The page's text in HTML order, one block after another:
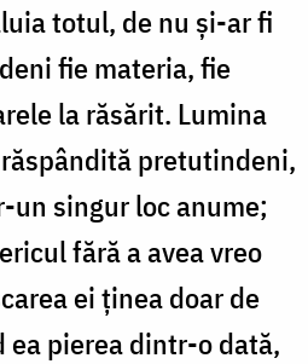
totul, de nu și-ar fi
fie materia, fie
la răsărit. Lumina
pretutindeni,
singur loc anume;
fără a avea vreo
ei ținea doar de
ea pierea dintr-o dată,